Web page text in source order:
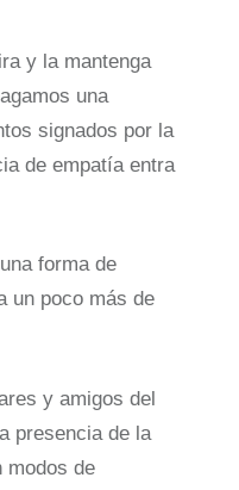
y la mantenga
una
signados por la
de empatía entra
forma de
un poco más de
y amigos del
presencia de la
modos de